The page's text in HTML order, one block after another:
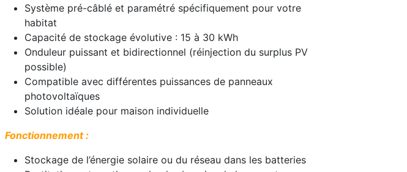
Système pré-câblé et paramétré spécifiquement pour votre
habitat
Capacité de stockage évolutive : 15 à 30 kWh
Onduleur puissant et bidirectionnel (réinjection du surplus PV
possible)
Compatible avec différentes puissances de panneaux
photovoltaïques
Solution idéale pour maison individuelle
Fonctionnement :
Stockage de l’énergie solaire ou du réseau dans les batteries